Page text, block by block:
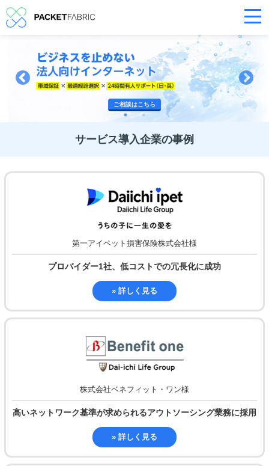
ご相談はこちら
サービス導入企業の事例
第一アイペット損害保険株式会社様
プロバイダー1社、 低コストでの冗長化に成功
» 詳しく見る
株式会社ベネフィット・ワン様
高いネットワーク基準が求められるアウトソーシング業務に採用
» 詳しく見る